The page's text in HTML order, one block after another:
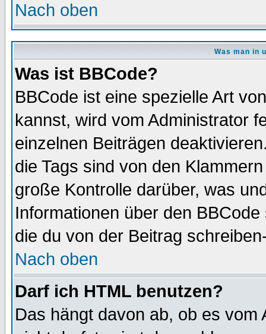
Nach oben
Was man in
Was ist BBCode?
BBCode ist eine spezielle Art
kannst, wird vom Administrator
einzelnen Beiträgen
die Tags sind von den
große Kontrolle darüber, was
Informationen über den
die du von der Beitrag
Nach oben
Darf ich HTML benutzen?
Das hängt davon ab, ob es